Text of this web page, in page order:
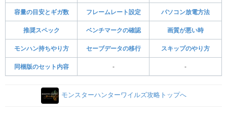
容量の目安とギガ数 フレームレート設定 パソコン放電方法
推奨スペック ベンチマークの確認 画質が悪い時
モンハン持ちやり方 セーブデータの移行 スキップのやり方
同梱版のセット内容 - -
モンスターハンターワイルズ攻略トップへ